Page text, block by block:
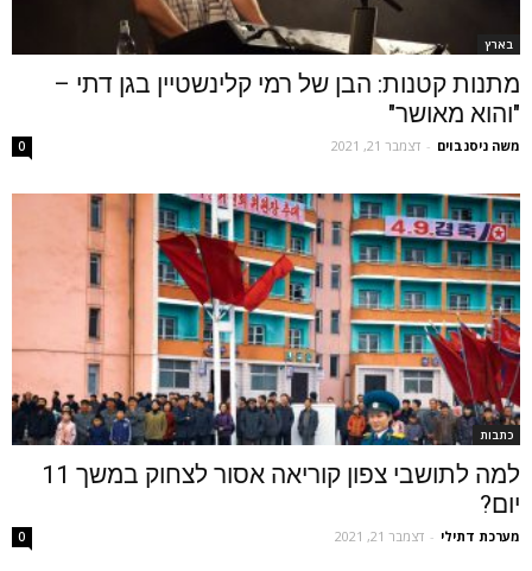
בארץ
מתנות קטנות: הבן של רמי קלינשטיין בגן דתי –
"והוא מאושר"
משה ניסנבוים - דצמבר 21, 2021 0
כתבות
למה לתושבי צפון קוריאה אסור לצחוק במשך 11
יום?
מערכת דתילי - דצמבר 21, 2021 0